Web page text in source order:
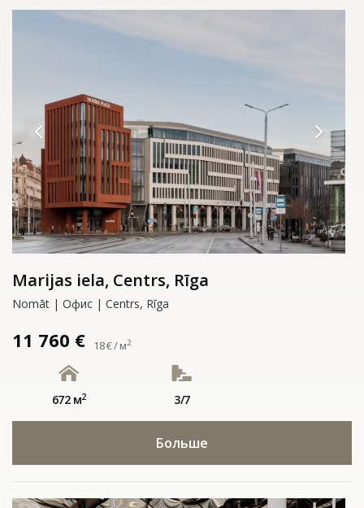
Marijas iela, Centrs, Rīga
Nomāt | Офис | Centrs, Rīga
11 760 € 18 € / м2
672 м2 3/7
Больше